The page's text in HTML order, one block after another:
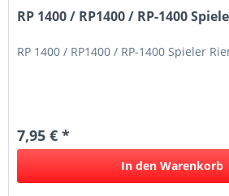
RP 1400 / RP1400 / RP-1400
RP 1400 / RP1400 / RP-1400 Spieler
7,95 € *
In den Warenkorb